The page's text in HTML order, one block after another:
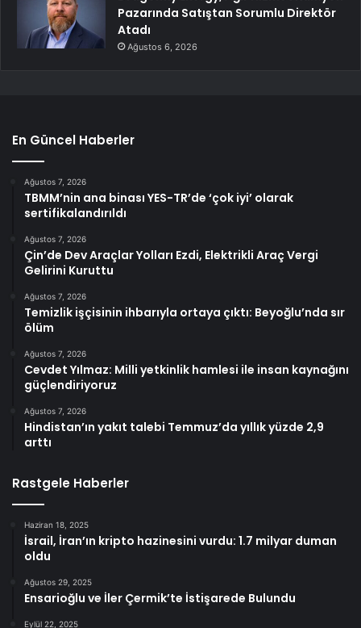
Pazarında Satıştan Sorumlu Direktör
Atadı
Ağustos 6, 2026
En Güncel Haberler
Ağustos 7, 2026
TBMM’nin ana binası YES-TR’de ‘çok iyi’ olarak
sertifikalandırıldı
Ağustos 7, 2026
Çin’de Dev Araçlar Yolları Ezdi, Elektrikli Araç Vergi
Gelirini Kuruttu
Ağustos 7, 2026
Temizlik işçisinin ihbarıyla ortaya çıktı: Beyoğlu’nda sır
ölüm
Ağustos 7, 2026
Cevdet Yılmaz: Milli yetkinlik hamlesi ile insan kaynağını
güçlendiriyoruz
Ağustos 7, 2026
Hindistan’ın yakıt talebi Temmuz’da yıllık yüzde 2,9
arttı
Rastgele Haberler
Haziran 18, 2025
İsrail, İran’ın kripto hazinesini vurdu: 1.7 milyar duman
oldu
Ağustos 29, 2025
Ensarioğlu ve İler Çermik’te İstişarede Bulundu
Eylül 22, 2025